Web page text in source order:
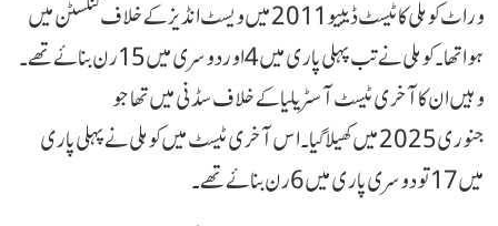
وراٹ کوہلی کا ٹیسٹ ڈیبیو 2011 میں ویسٹ انڈیز کے خلاف کنگسٹن میں
ہوا تھا۔ کوہلی نے تب پہلی پاری میں 4 اور دوسری میں 15 رن بنائے تھے۔
وہیں ان کا آخری ٹیسٹ آسٹریلیا کے خلاف سڈنی میں تھا جو
جنوری 2025 میں کھیلا گیا۔ اس آخری ٹیسٹ میں کوہلی نے پہلی پاری
میں 17 تو دوسری پاری میں 6 رن بنائے تھے۔